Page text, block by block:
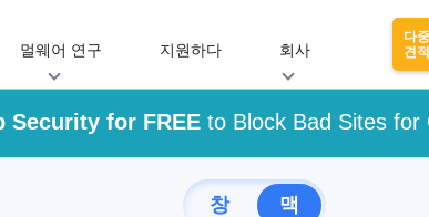
멀웨어 연구 지원하다 회사
다
견적
Security for FREEto Block Bad Sites for
창 맥